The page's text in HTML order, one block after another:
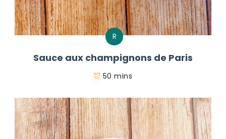
R
Sauce aux champignons de Paris
50 mins